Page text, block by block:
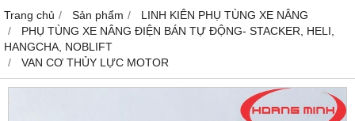
Trang chủ Sản phẩm
LINH KIÊN PHỤ TÙNG XE NÂNG
PHỤ TÙNG XE NÂNG ĐIỆN BÁN TỰ ĐỘNG- STACKER, HELI,
HANGCHA, NOBLIFT
VAN CƠ THỦY LỰC MOTOR